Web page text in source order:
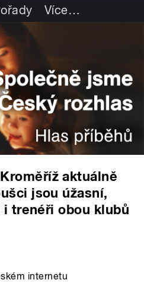
Více…
aktuálně
jsou úžasní,
trenéři obou klubů
internetu